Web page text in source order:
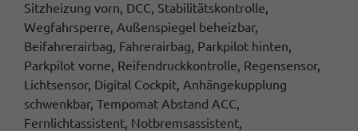
Sitzheizung vorn, DCC, Stabilitätskontrolle,
Wegfahrsperre, Außenspiegel beheizbar,
Beifahrerairbag, Fahrerairbag, Parkpilot hinten,
Parkpilot vorne, Reifendruckkontrolle, Regensensor,
Lichtsensor, Digital Cockpit, Anhängekupplung
schwenkbar, Tempomat Abstand ACC,
Fernlichtassistent, Notbremsassistent,